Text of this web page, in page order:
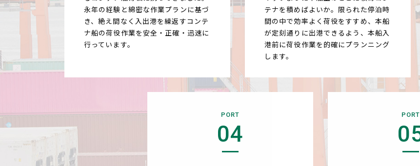
永年の経験と綿密な作業プランに基づ
き、絶え間なく入出港を繰返すコンテ
ナ船の荷役作業を安全・正確・迅速に
行っています。
テナを積めばよいか。限られた停泊時
間の中で効率よく荷役をすすめ、本船
が定刻通りに出港できるよう、本船入
港前に荷役作業を的確にプランニング
します。
PORT
04
PORT